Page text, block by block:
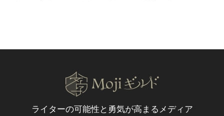
ライターの可能性と 勇気が高まるメディア